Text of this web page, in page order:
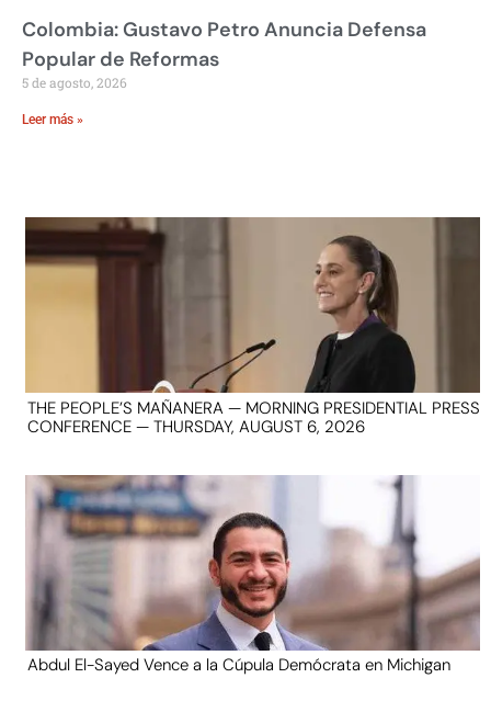
Colombia: Gustavo Petro Anuncia Defensa
Popular de Reformas
5 de agosto, 2026
Leer más »
THE PEOPLE’S MAÑANERA — MORNING PRESIDENTIAL PRESS
CONFERENCE — THURSDAY, AUGUST 6, 2026
Abdul El-Sayed Vence a la Cúpula Demócrata en Michigan